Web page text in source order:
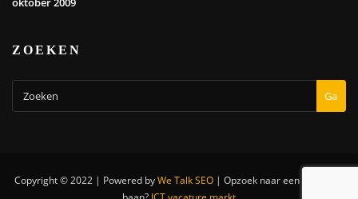
ZOEKEN
Ga
Copyright © 2022 | Powered byWe Talk SEO | Opzoek naar een nieuwe IT